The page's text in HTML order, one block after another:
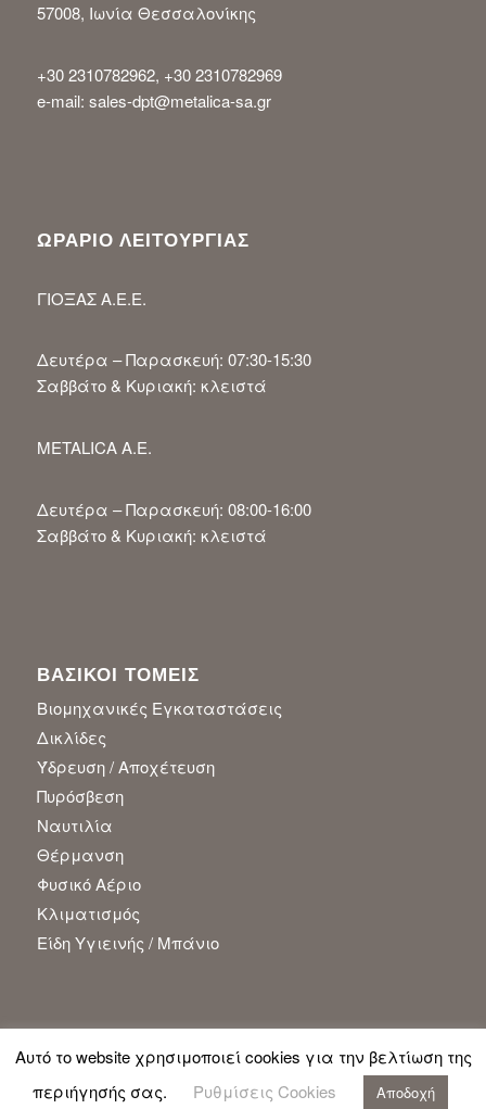
57008, Ιωνία Θεσσαλονίκης
+30 2310782962, +30 2310782969
e-mail: sales-dpt@metalica-sa.gr
ΩΡΑΡΙΟ ΛΕΙΤΟΥΡΓΙΑΣ
ΓΙΟΞΑΣ Α.Ε.Ε.
Δευτέρα – Παρασκευή: 07:30-15:30
Σαββάτο & Κυριακή: κλειστά
METALICA A.E.
Δευτέρα – Παρασκευή: 08:00-16:00
Σαββάτο & Κυριακή: κλειστά
ΒΑΣΙΚΟΙ ΤΟΜΕΙΣ
Βιομηχανικές Εγκαταστάσεις
Δικλίδες
Ύδρευση / Αποχέτευση
Πυρόσβεση
Ναυτιλία
Θέρμανση
Φυσικό Αέριο
Κλιματισμός
Είδη Υγιεινής / Μπάνιο
Όροι Πώλησης &
Πληρωμής
Αυτό το website χρησιμοποιεί cookies για την βελτίωση της
περιήγησής σας.
Ρυθμίσεις Cookies Αποδοχή